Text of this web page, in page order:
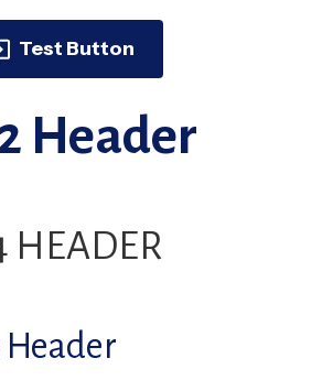
Test Button
Header
HEADER
Header